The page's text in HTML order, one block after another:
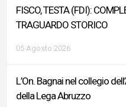
FISCO, TESTA (FDI):
TRAGUARDO STORICO
05 Agosto 2026
L’On. Bagnai nel collegio
della Lega Abruzzo